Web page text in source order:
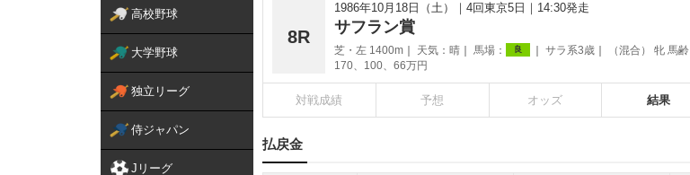
高校野球
大学野球
独立リーグ
侍ジャパン
Jリーグ
8R
1986年10月18日（土） 4回東京5日 14:30発走
サフラン賞
芝・左 1400m 天気： 晴 馬場： 良 サラ系3歳 （混合） 牝 馬齢
170、100、66万円
対戦成績 予想 オッズ 結果
払戻金